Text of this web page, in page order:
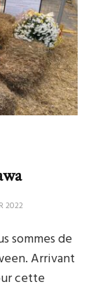
2022
sommes de
Arrivant
cette